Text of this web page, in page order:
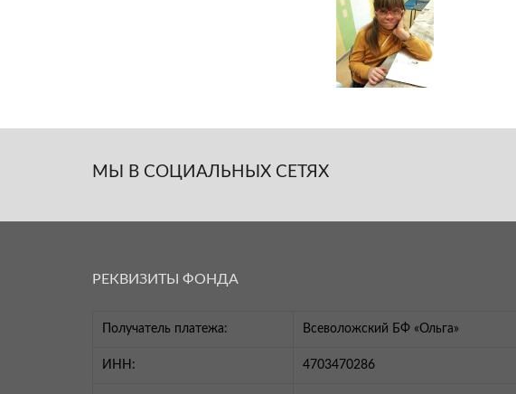
МЫ В СОЦИАЛЬНЫХ СЕТЯХ
РЕКВИЗИТЫ ФОНДА
Получатель платежа: Всеволожский БФ «Ольга»
ИНН: 4703470286